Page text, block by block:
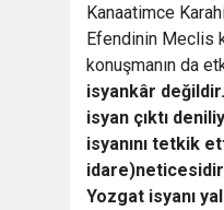
Kanaatimce
Efendinin Meclis
konuşmanın da
isyankâr
isyan çıktı
isyanını tetkik
Yozgat isyanı